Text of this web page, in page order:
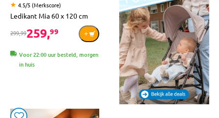
4.5/5 (Merkscore)
Ledikant Mia 60 x 120 cm
299,99259,99
Voor 22:00 uur besteld, morgen
in huis